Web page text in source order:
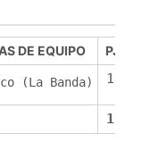
DE EQUIPO PJ
(La Banda) 19
19